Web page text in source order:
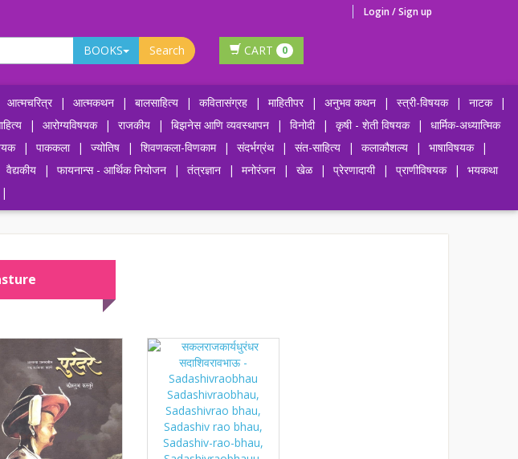
Login / Sign up
BOOKS Search CART 0
आत्मचरित्र | आत्मकथन | बालसाहित्य | कवितासंग्रह | माहितीपर | अनुभव कथन | स्त्री-विषयक | नाटक
|
| आरोग्यविषयक | राजकीय | बिझनेस आणि व्यवस्थापन | विनोदी | कृषी - शेती विषयक |
धार्मिक-अध्यात्मिक
| पाककला | ज्योतिष | शिवणकला-विणकाम | संदर्भग्रंथ | संत-साहित्य | कलाकौशल्य | भाषाविषयक
|
वैद्यकीय | फायनान्स - आर्थिक नियोजन | तंत्रज्ञान | मनोरंजन | खेळ | प्रेरणादायी | प्राणीविषयक |
भयकथा
|